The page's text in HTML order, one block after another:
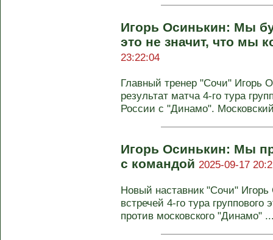
Игорь Осинькин: Мы
это не значит, что мы
23:22:04
Главный тренер "Сочи" Игорь
результат матча 4-го тура
России с "Динамо".
Игорь Осинькин: Мы
с командой 2025-09-17
Новый наставник "Сочи"
встречей 4‑го тура
против московского "Динамо"